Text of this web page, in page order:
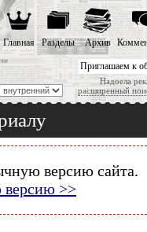
Приглашаем к
Надоела
расширенный
Главная Разделы Архив
версию сайта.
версию >>